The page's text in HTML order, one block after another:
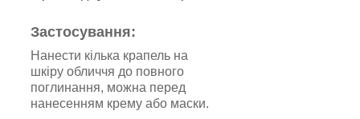
Застосування:
Нанести кілька крапель на
шкіру обличчя до повного
поглинання, можна перед
нанесенням крему або маски.